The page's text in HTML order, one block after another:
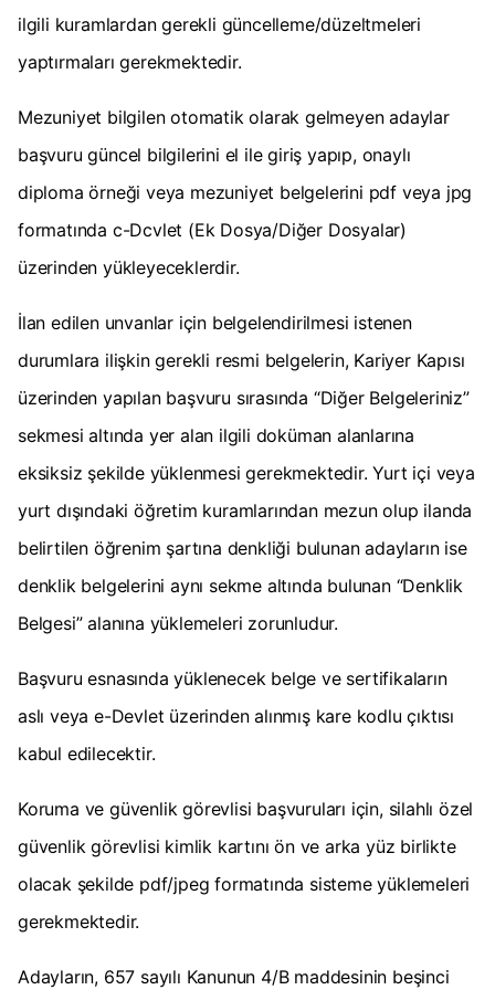
ilgili kuramlardan gerekli güncelleme/düzeltmeleri
yaptırmaları gerekmektedir.
Mezuniyet bilgilen otomatik olarak gelmeyen adaylar
başvuru güncel bilgilerini el ile giriş yapıp, onaylı
diploma örneği veya mezuniyet belgelerini pdf veya jpg
formatında c-Dcvlet (Ek Dosya/Diğer Dosyalar)
üzerinden yükleyeceklerdir.
İlan edilen unvanlar için belgelendirilmesi istenen
durumlara ilişkin gerekli resmi belgelerin, Kariyer Kapısı
üzerinden yapılan başvuru sırasında “Diğer Belgeleriniz”
sekmesi altında yer alan ilgili doküman alanlarına
eksiksiz şekilde yüklenmesi gerekmektedir. Yurt içi veya
yurt dışındaki öğretim kuramlarından mezun olup ilanda
belirtilen öğrenim şartına denkliği bulunan adayların ise
denklik belgelerini aynı sekme altında bulunan “Denklik
Belgesi” alanına yüklemeleri zorunludur.
Başvuru esnasında yüklenecek belge ve sertifikaların
aslı veya e-Devlet üzerinden alınmış kare kodlu çıktısı
kabul edilecektir.
Koruma ve güvenlik görevlisi başvuruları için, silahlı özel
güvenlik görevlisi kimlik kartını ön ve arka yüz birlikte
olacak şekilde pdf/jpeg formatında sisteme yüklemeleri
gerekmektedir.
Adayların, 657 sayılı Kanunun 4/B maddesinin beşinci